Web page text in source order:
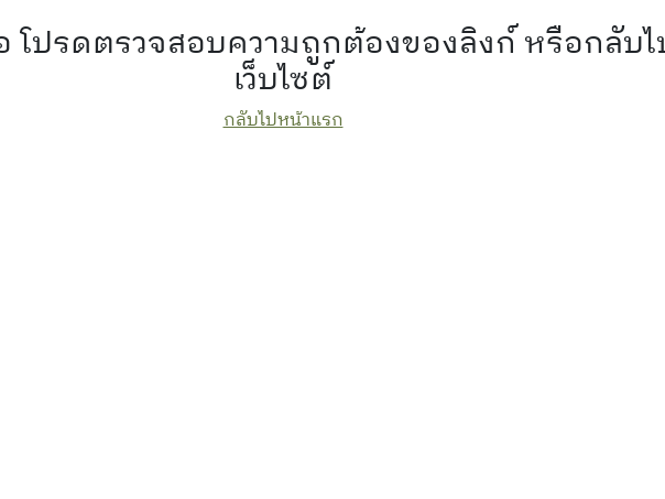
ปรดตรวจสอบความถูกต้องของลิงก์ หรือกลับ
เว็บไซต์
กลับไปหน้าแรก